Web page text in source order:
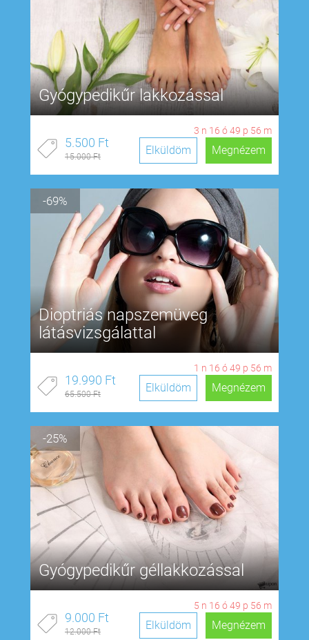
Gyógypedikűr lakkozással
3 n 16 ó49 p 55 m
5.500 Ft
15.000 Ft Megnézem
Elküldöm
-69%
Dioptriás napszemüveg
látásvizsgálattal
1 n 16 ó49 p 55 m
19.990 Ft
65.500 Ft Megnézem
Elküldöm
-25%
Gyógypedikűr géllakkozással
5 n 16 ó49 p 55 m
9.000 Ft
12.000 Ft Megnézem
Elküldöm